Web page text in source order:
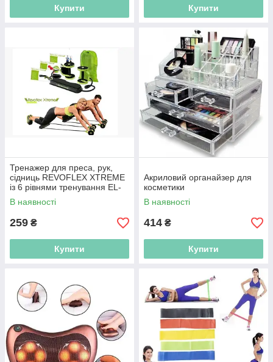
Купити Купити
Тренажер для преса, рук,
сідниць REVOFLEX XTREME
із 6 рівнями тренування EL-
320-8
В наявності
259 ₴
Купити
Акриловий органайзер для
косметики
В наявності
414 ₴
Купити